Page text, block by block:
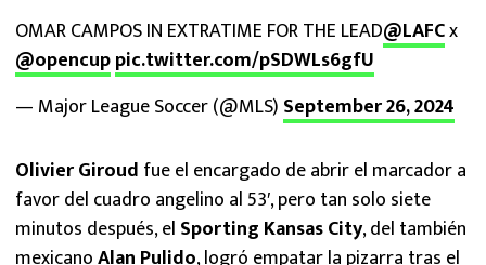
OMAR CAMPOS IN EXTRATIME FOR THE LEAD@LAFCx
@opencuppic.twitter.com/pSDWLs6gfU
— Major League Soccer (@MLS) September 26, 2024
Olivier Giroud fue el encargado de abrir el marcador a
favor del cuadro angelino al 53′, pero tan solo siete
minutos después, el Sporting Kansas City, del también
mexicanoAlan Pulido, logró empatar la pizarra tras el